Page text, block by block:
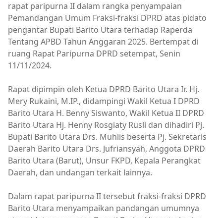
rapat paripurna II dalam rangka penyampaian
Pemandangan Umum Fraksi-fraksi DPRD atas pidato
pengantar Bupati Barito Utara terhadap Raperda
Tentang APBD Tahun Anggaran 2025. Bertempat di
ruang Rapat Paripurna DPRD setempat, Senin
11/11/2024.
Rapat dipimpin oleh Ketua DPRD Barito Utara Ir. Hj.
Mery Rukaini, M.IP., didampingi Wakil Ketua I DPRD
Barito Utara H. Benny Siswanto, Wakil Ketua II DPRD
Barito Utara Hj. Henny Rosgiaty Rusli dan dihadiri Pj.
Bupati Barito Utara Drs. Muhlis beserta Pj. Sekretaris
Daerah Barito Utara Drs. Jufriansyah, Anggota DPRD
Barito Utara (Barut), Unsur FKPD, Kepala Perangkat
Daerah, dan undangan terkait lainnya.
Dalam rapat paripurna II tersebut fraksi-fraksi DPRD
Barito Utara menyampaikan pandangan umumnya